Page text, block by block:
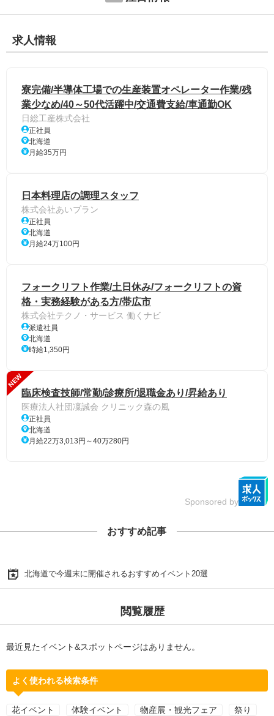
求人情報
寮完備/半導体工場での生産装置オペレーター作業/残
業少なめ/40～50代活躍中/交通費支給/車通勤OK
日総工産株式会社
正社員
北海道
月給35万円
日本料理店の調理スタッフ
株式会社あいプラン
正社員
北海道
月給24万100円
フォークリフト作業/土日休み/フォークリフトの資
格・実務経験がある方/帯広市
株式会社テクノ・サービス 働くナビ
派遣社員
北海道
時給1,350円
NEW
臨床検査技師/常勤/診療所/退職金あり/昇給あり
医療法人社団凜誠会 クリニック森の風
正社員
北海道
月給22万3,013円～40万280円
Sponsored by
おすすめ記事
北海道で今週末に開催されるおすすめイベント20選
閲覧履歴
最近見たイベント&スポットページはありません。
よく使われる検索条件
花イベント 体験イベント 物産展・観光フェア 祭り